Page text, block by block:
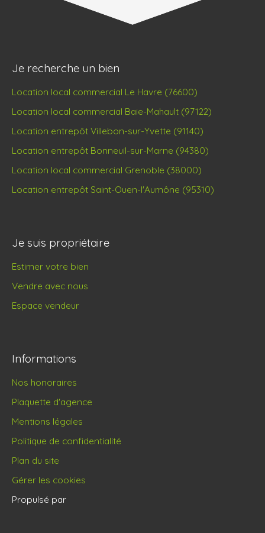
Je recherche un bien
Location local commercial Le Havre (76600)
Location local commercial Baie-Mahault (97122)
Location entrepôt Villebon-sur-Yvette (91140)
Location entrepôt Bonneuil-sur-Marne (94380)
Location local commercial Grenoble (38000)
Location entrepôt Saint-Ouen-l'Aumône (95310)
Je suis propriétaire
Estimer votre bien
Vendre avec nous
Espace vendeur
Informations
Nos honoraires
Plaquette d'agence
Mentions légales
Politique de confidentialité
Plan du site
Gérer les cookies
Propulsé par